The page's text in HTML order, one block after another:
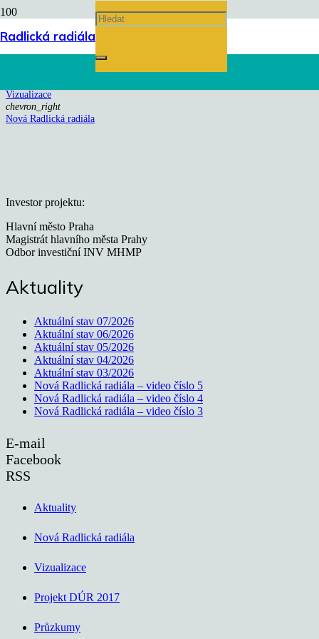
Radlická radiála
Nová Radlická radiála
Vizualizace
chevron_right
Nová Radlická radiála
Investor projektu:
Hlavní město Praha
Magistrát hlavního města Prahy
Odbor investiční INV MHMP
Aktuality
Aktuální stav 07/2026
Aktuální stav 06/2026
Aktuální stav 05/2026
Aktuální stav 04/2026
Aktuální stav 03/2026
Nová Radlická radiála – video číslo 5
Nová Radlická radiála – video číslo 4
Nová Radlická radiála – video číslo 3
E-mail
Facebook
RSS
Aktuality
Nová Radlická radiála
Vizualizace
Projekt DÚR 2017
Průzkumy